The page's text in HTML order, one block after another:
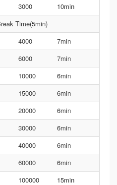
3000
10min
Time(5min)
4000
7min
6000
7min
10000
6min
15000
6min
20000
6min
30000
6min
40000
6min
60000
6min
100000 15min